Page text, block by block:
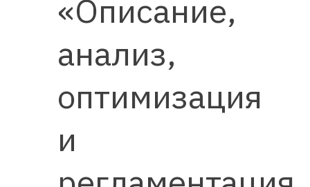
«Описание,
анализ,
оптимизация
и